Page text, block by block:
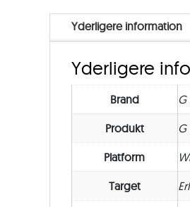
Yderligere information
Yderligere
Brand G
Produkt G
Platform
Target